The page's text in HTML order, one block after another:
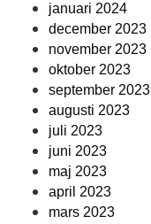
januari 2024
december 2023
november 2023
oktober 2023
september 2023
augusti 2023
juli 2023
juni 2023
maj 2023
april 2023
mars 2023